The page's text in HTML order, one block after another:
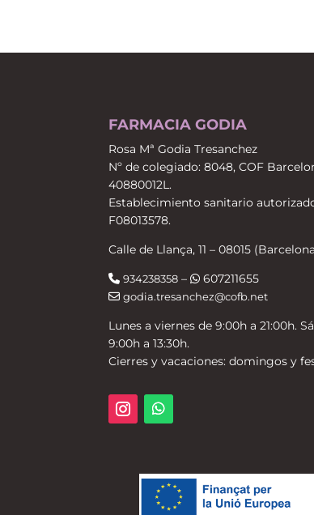
FARMACIA GODIA
Rosa Mª Godia Tresanchez
Nº de colegiado: 8048, COF
40880012L.
Establecimiento sanitario
F08013578.
Calle de Llança, 11 – 08015
934238358 – 607211655
godia.tresanchez@cofb.net
Lunes a viernes de 9:00h a 21:00h.
9:00h a 13:30h.
Cierres y vacaciones: domingos y